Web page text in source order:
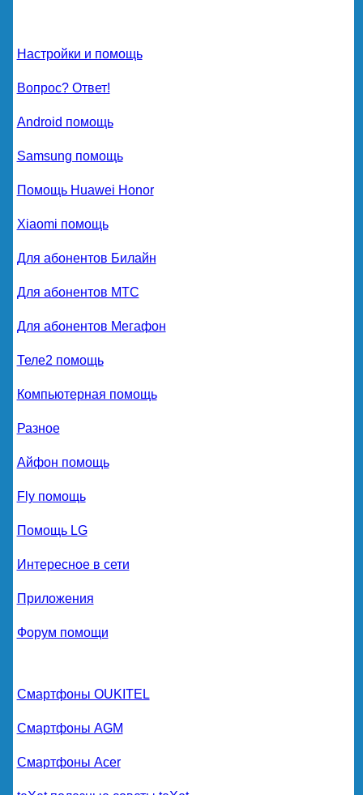
Настройки и помощь
Вопрос? Ответ!
Android помощь
Samsung помощь
Помощь Huawei Honor
Xiaomi помощь
Для абонентов Билайн
Для абонентов МТС
Для абонентов Мегафон
Теле2 помощь
Компьютерная помощь
Разное
Айфон помощь
Fly помощь
Помощь LG
Интересное в сети
Приложения
Форум помощи
Смартфоны OUKITEL
Смартфоны AGM
Смартфоны Acer